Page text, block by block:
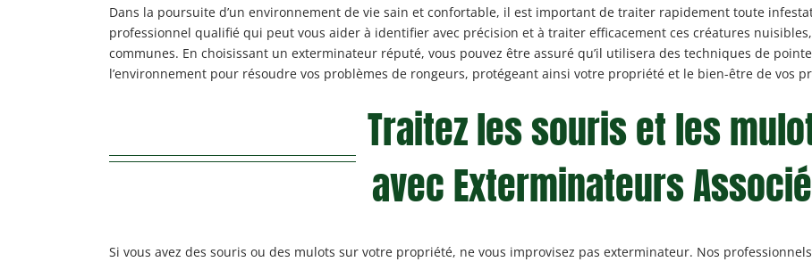
Dans la poursuite d’un environnement de vie sain et confortable, il est important de traiter rapidement toute
professionnel qualifié qui peut vous aider à identifier avec précision et à traiter efficacement ces créatures nuisibles,
communes. En choisissant un exterminateur réputé, vous pouvez être assuré qu’il utilisera des techniques de
l’environnement pour résoudre vos problèmes de rongeurs, protégeant ainsi votre propriété et le bien-être de vos
Traitez les souris et les
avec Exterminateurs
Si vous avez des souris ou des mulots sur votre propriété, ne vous improvisez pas exterminateur. Nos